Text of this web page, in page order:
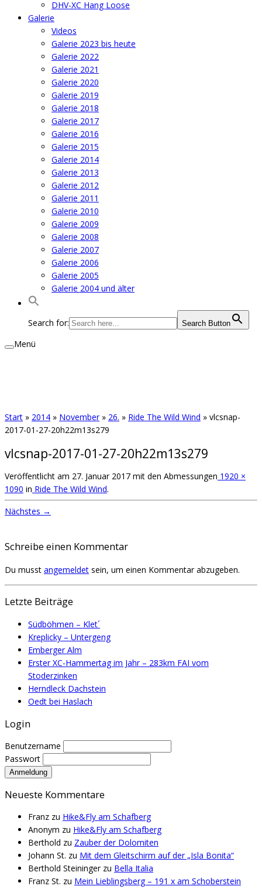
DHV-XC Hang Loose
Galerie
Videos
Galerie 2023 bis heute
Galerie 2022
Galerie 2021
Galerie 2020
Galerie 2019
Galerie 2018
Galerie 2017
Galerie 2016
Galerie 2015
Galerie 2014
Galerie 2013
Galerie 2012
Galerie 2011
Galerie 2010
Galerie 2009
Galerie 2008
Galerie 2007
Galerie 2006
Galerie 2005
Galerie 2004 und älter
Search for: Search Button
Menü
Start » 2014 » November » 26. » Ride The Wild Wind » vlcsnap-
2017-01-27-20h22m13s279
vlcsnap-2017-01-27-20h22m13s279
Veröffentlicht am 27. Januar 2017 mit den Abmessungen 1920 ×
1090 in Ride The Wild Wind.
Nächstes →
Schreibe einen Kommentar
Du musst angemeldet sein, um einen Kommentar abzugeben.
Letzte Beiträge
Südböhmen – Klet´
Kreplicky – Untergeng
Emberger Alm
Erster XC-Hammertag im Jahr – 283km FAI vom
Stoderzinken
Herndleck Dachstein
Oedt bei Haslach
Login
Benutzername
Passwort
Neueste Kommentare
Franz zu Hike&Fly am Schafberg
Anonym zu Hike&Fly am Schafberg
Berthold zu Zauber der Dolomiten
Johann St. zu Mit dem Gleitschirm auf der „Isla Bonita“
Berthold Steiningerzu Bella Italia
Franz St. zu Mein Lieblingsberg – 191 x am Schoberstein